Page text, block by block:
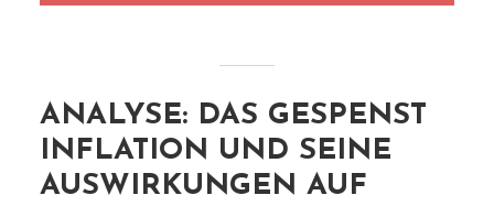
ANALYSE: DAS GESPENST
INFLATION UND SEINE
AUSWIRKUNGEN AUF